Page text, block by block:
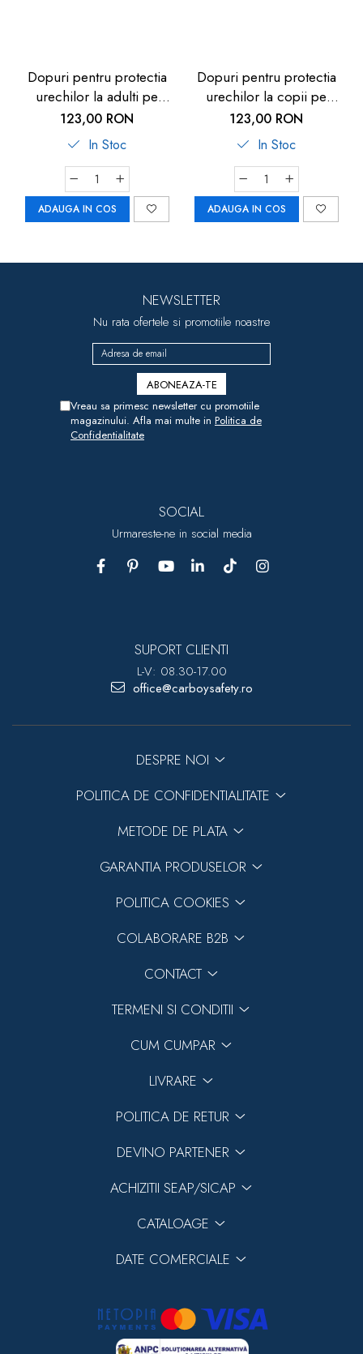
Dopuri pentru protectia
urechilor la adulti pe
timpul zborului cu
avionul, transparente,
reutilizabile,
hipoalergenice,
SANOHRA Fly
123,00 RON
In Stoc
ADAUGA IN COS
Dopuri pentru protectia
urechilor la copii pe
timpul zborului cu
avionul, 1 an+,
transparente, reutilizabile,
hipoalergenice,
SANOHRA Fly Kids
123,00 RON
In Stoc
ADAUGA IN COS
NEWSLETTER
Nu rata ofertele si promotiile noastre
Vreau sa primesc newsletter cu promotiile
magazinului. Afla mai multe in Politica de
Confidentialitate
SOCIAL
Urmareste-ne in social media
SUPORT CLIENTI
L-V: 08.30-17.00
office@carboysafety.ro
DESPRE NOI
POLITICA DE CONFIDENTIALITATE
METODE DE PLATA
GARANTIA PRODUSELOR
POLITICA COOKIES
COLABORARE B2B
CONTACT
TERMENI SI CONDITII
CUM CUMPAR
LIVRARE
POLITICA DE RETUR
DEVINO PARTENER
ACHIZITII SEAP/SICAP
CATALOAGE
DATE COMERCIALE